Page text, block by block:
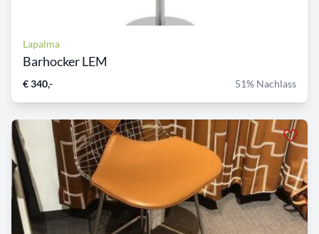
Lapalma
Barhocker LEM
€ 340,- 51% Nachlass